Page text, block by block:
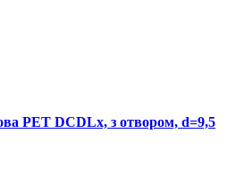
РЕТ DCDLx, з отвором, d=9,5